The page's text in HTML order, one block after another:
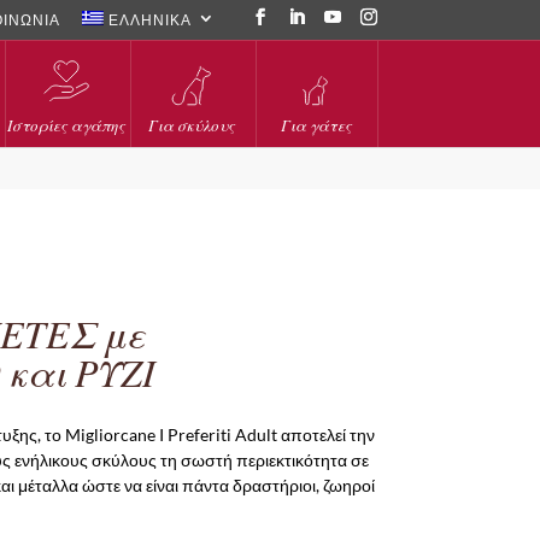
ΕΛΛΗΝΙΚΑ
Ιστορίες αγάπης Για σκύλους Για γάτες
με
ΡΥΖΙ
το Migliorcane I Preferiti Adult αποτελεί την
ενήλικους σκύλους τη σωστή περιεκτικότητα σε
μέταλλα ώστε να είναι πάντα δραστήριοι, ζωηροί